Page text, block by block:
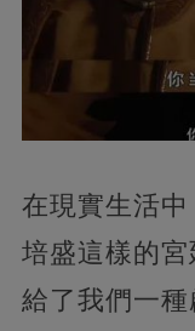
在現實生活
培盛這樣的
給了我們一